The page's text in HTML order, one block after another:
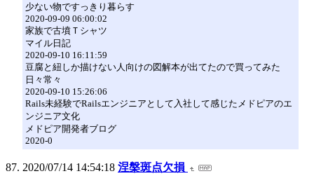
少ない物ですっきり暮らす
2020-09-09 06:00:02
家族で古墳Ｔシャツ
マイル日記
2020-09-10 16:11:59
豆腐と紐しか描けない人向けの図解本が出てたので買ってみた
日々常々
2020-09-10 15:26:06
Rails未経験でRailsエンジニアとして入社して感じたメドピアのエ
ンジニア文化
メドピア開発者ブログ
2020-0
2020/07/14 14:54:18 涅槃斑点欠損